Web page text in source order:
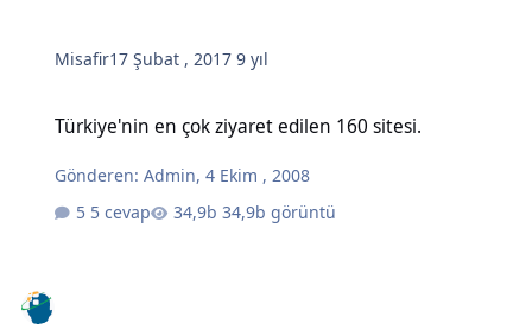
Misafir17 Şubat , 20179 yıl
Türkiye'nin en çok ziyaret edilen 160 sitesi.
Gönderen:Admin,4 Ekim , 2008
5 cevap
34,9b görüntü